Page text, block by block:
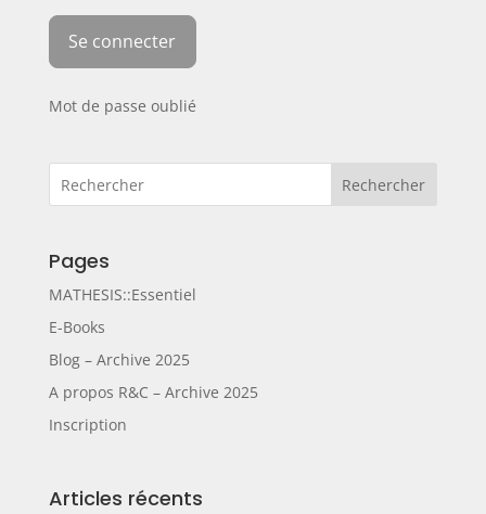
Mot de passe oublié
Rechercher
Pages
MATHESIS::Essentiel
E-Books
Blog – Archive 2025
A propos R&C – Archive 2025
Inscription
Articles récents